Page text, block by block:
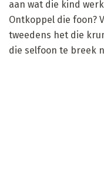
aan wat die kind
Ontkoppel die foon?
tweedens het die
die selfoon te breek